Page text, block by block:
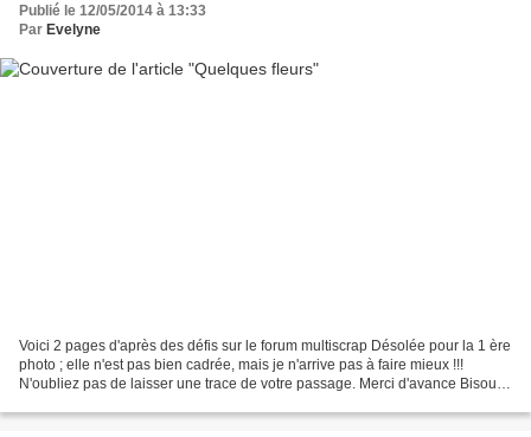
Publié le 12/05/2014 à 13:33
Par Evelyne
Voici 2 pages d'après des défis sur le forum multiscrap Désolée pour la 1 ère
photo ; elle n'est pas bien cadrée, mais je n'arrive pas à faire mieux !!!
N'oubliez pas de laisser une trace de votre passage. Merci d'avance Bisous